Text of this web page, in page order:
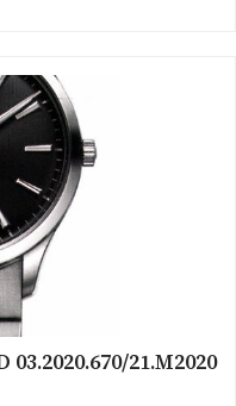
21.M2020